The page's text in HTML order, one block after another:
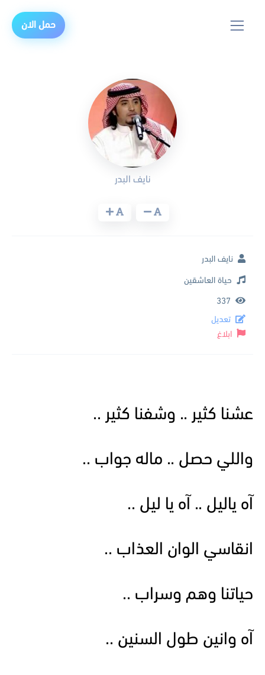
حمل الان
عشنا كثير .. وشفنا كثير ..
واللي حصل .. ماله جواب ..
آه ياليل .. آه يا ليل ..
انقاسي الوان العذاب ..
حياتنا وهم وسراب ..
آه وانين طول السنين ..
نايف البدر
نايف البدر
حياة العاشقين
337
تعديل
ابلاغ